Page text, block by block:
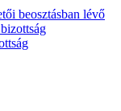
beosztásban lévő